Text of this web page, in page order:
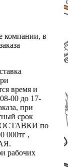
компании, в
время и
00 до 17-
при
срок
ДОСТАВКИ по
000тг ,
рабочих